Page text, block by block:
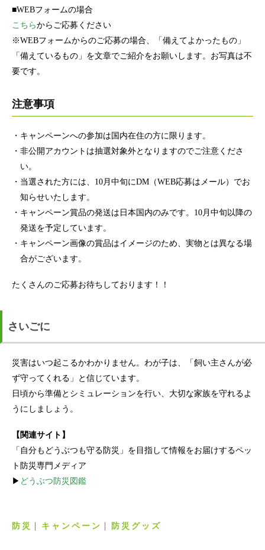
■WEBフォームの場合
こちらからご応募ください
※WEBフォームからのご応募の場合、「備えてよかったもの」
「備えているもの」を文章でご紹介をお願いします。お写真は不
要です。
注意事項
・キャンペーンへの参加は国内在住の方に限ります。
・非公開アカウントは抽選対象外となりますのでご注意くださ
い。
・当選された方には、10月中旬にDM（WEB応募はメール）でお
知らせいたします。
・キャンペーン賞品の発送は日本国内のみです。10月中旬以降の
発送を予定しています。
・キャンペーン画像の賞品はイメージのため、実物とは異なる場
合がございます。
たくさんのご応募お待ちしております！！
さいごに
災害はいつ起こるかわかりません。わが子は、「飼い主さんが必
ず守ってくれる」と信じています。
日頃から準備とシミュレーションを行い、大切な家族を守れるよ
うにしましょう。
【関連サイト】
「自分もどうぶつも守る防災」を目指して情報をお届けするペッ
ト防災専門メディア
▶ どうぶつ防災図鑑
防災 キャンペーン 防災グッズ